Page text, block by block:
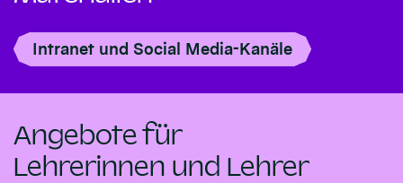
Intranet und Social Media-Kanäle
Angebote für
Lehrerinnen und Lehrer